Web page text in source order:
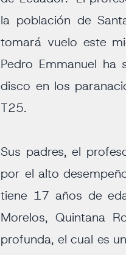
la población de
tomará vuelo este
Pedro Emmanuel
disco en los
T25.
Sus padres, el
por el alto
tiene 17 años de
Morelos, Quintana
profunda, el cual es